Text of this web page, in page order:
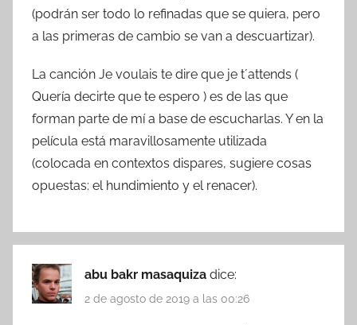
(podrán ser todo lo refinadas que se quiera, pero
a las primeras de cambio se van a descuartizar).
La canción Je voulais te dire que je t´attends (
Quería decirte que te espero ) es de las que
forman parte de mí a base de escucharlas. Y en la
película está maravillosamente utilizada
(colocada en contextos dispares, sugiere cosas
opuestas: el hundimiento y el renacer).
abu bakr masaquiza dice:
2 de agosto de 2019 a las 00:26